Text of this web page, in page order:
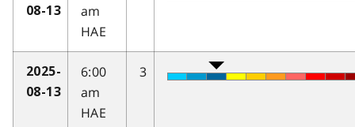
08-13
am
HAE
2025-
08-13
6:00
am
HAE
3